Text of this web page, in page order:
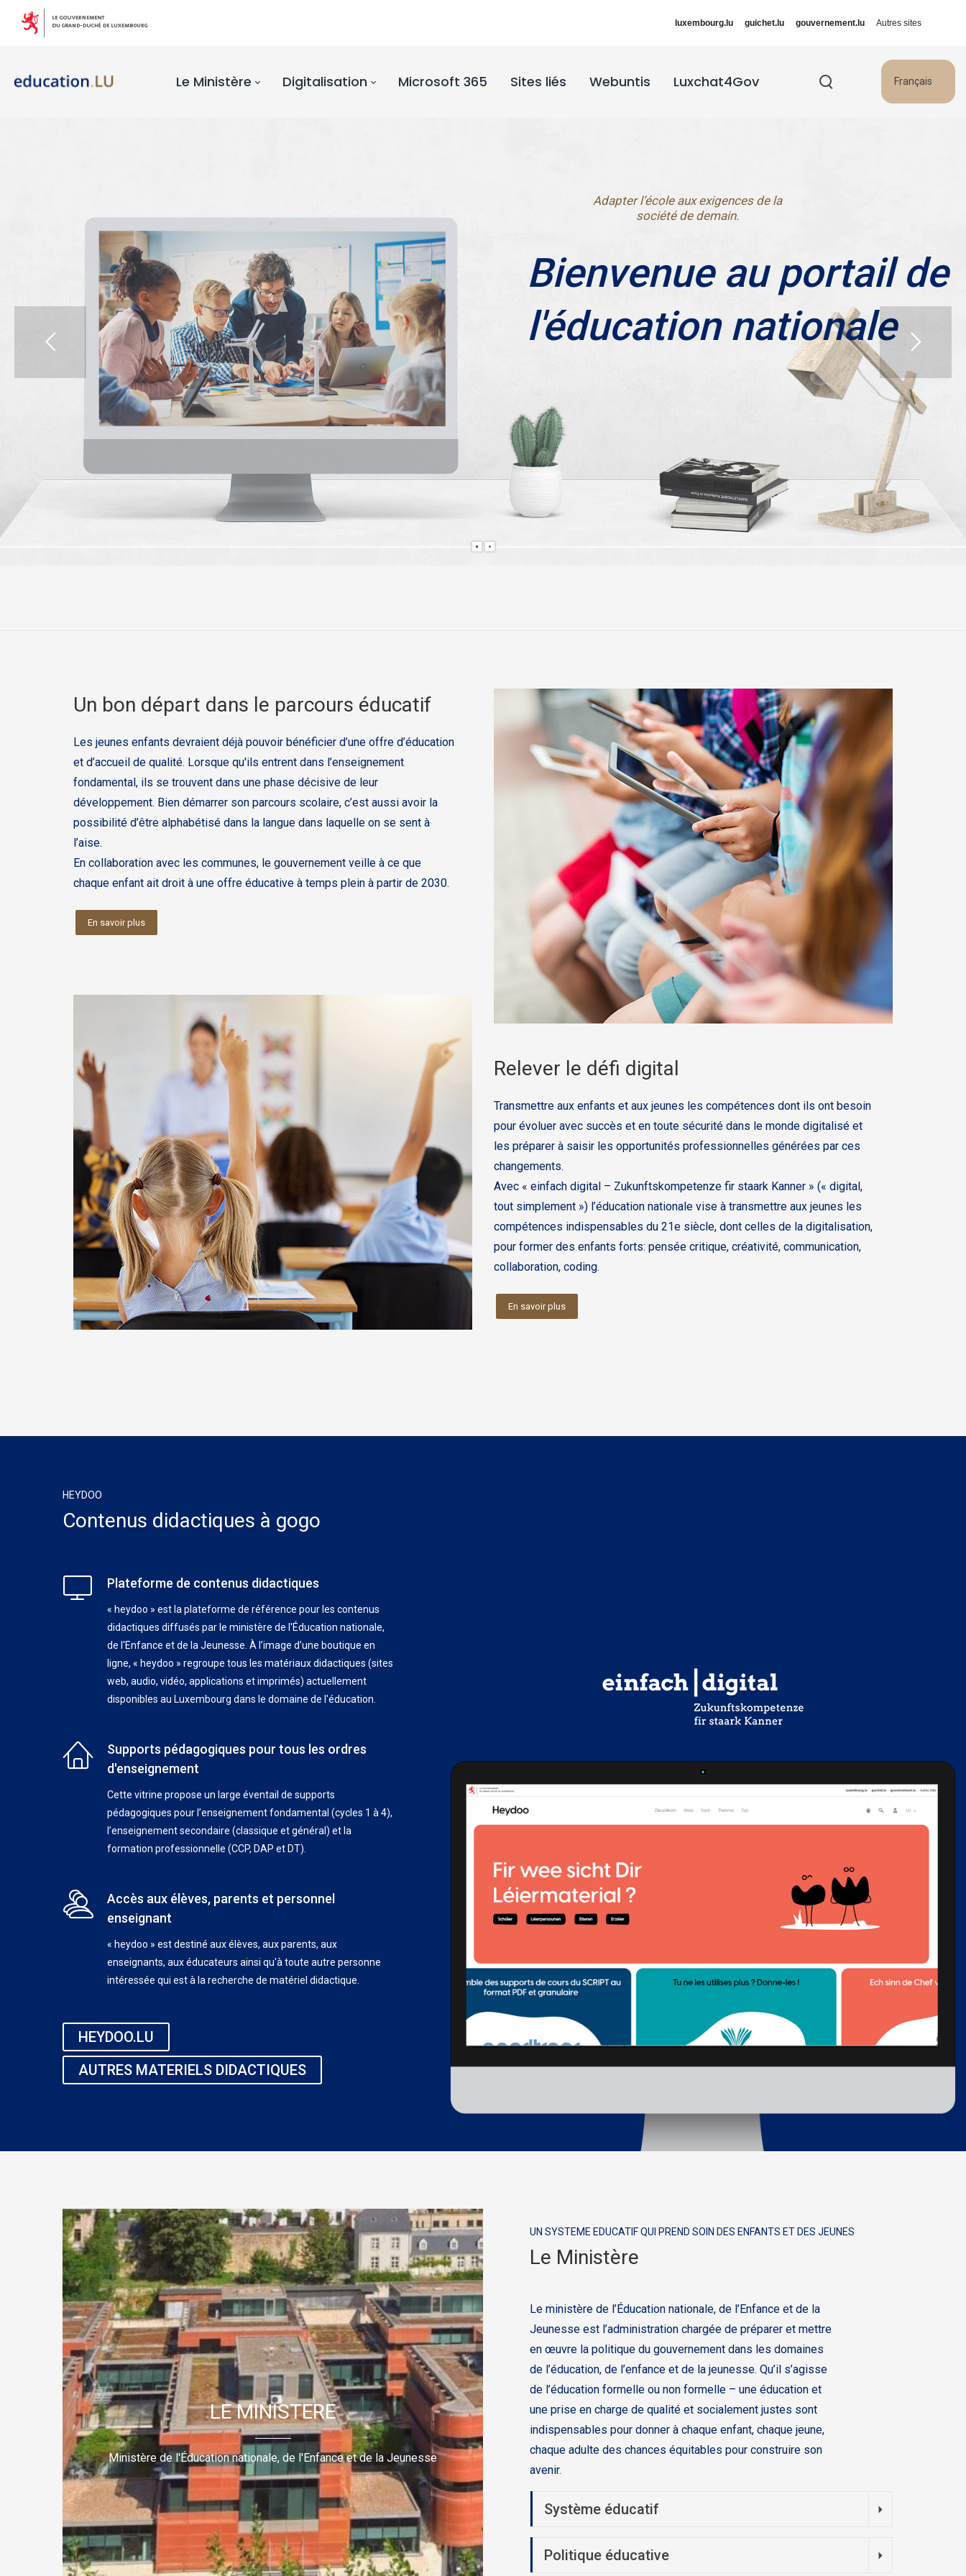
luxembourg.lu guichet.lu gouvernement.lu Autres sites
Le Ministère Digitalisation Microsoft 365 Sites liés Webuntis Luxchat4Gov Français
Bienvenue au portail de
l'éducation nationale
Adapter l’école aux exigences de la
société de demain.
Un bon départ dans le parcours éducatif
Les jeunes enfants devraient déjà pouvoir bénéficier d’une offre d’éducation
et d’accueil de qualité. Lorsque qu'ils entrent dans l’enseignement
fondamental, ils se trouvent dans une phase décisive de leur
développement. Bien démarrer son parcours scolaire, c’est aussi avoir la
possibilité d’être alphabétisé dans la langue dans laquelle on se sent à
l’aise.
En collaboration avec les communes, le gouvernement veille à ce que
chaque enfant ait droit à une offre éducative à temps plein à partir de 2030.
En savoir plus
Relever le défi digital
Transmettre aux enfants et aux jeunes les compétences dont ils ont besoin
pour évoluer avec succès et en toute sécurité dans le monde digitalisé et
les préparer à saisir les opportunités professionnelles générées par ces
changements.
Avec « einfach digital – Zukunftskompetenze fir staark Kanner » (« digital,
tout simplement ») l’éducation nationale vise à transmettre aux jeunes les
compétences indispensables du 21e siècle, dont celles de la digitalisation,
pour former des enfants forts: pensée critique, créativité, communication,
collaboration, coding.
En savoir plus
HEYDOO
Contenus didactiques à gogo
Plateforme de contenus didactiques
« heydoo » est la plateforme de référence pour les contenus
didactiques diffusés par le ministère de l'Éducation nationale,
de l'Enfance et de la Jeunesse. À l’image d’une boutique en
ligne, « heydoo » regroupe tous les matériaux didactiques (sites
web, audio, vidéo, applications et imprimés) actuellement
disponibles au Luxembourg dans le domaine de l'éducation.
Supports pédagogiques pour tous les ordres
d'enseignement
Cette vitrine propose un large éventail de supports
pédagogiques pour l’enseignement fondamental (cycles 1 à 4),
l’enseignement secondaire (classique et général) et la
formation professionnelle (CCP, DAP et DT).
Accès aux élèves, parents et personnel
enseignant
« heydoo » est destiné aux élèves, aux parents, aux
enseignants, aux éducateurs ainsi qu'à toute autre personne
intéressée qui est à la recherche de matériel didactique.
HEYDOO.LU
AUTRES MATERIELS DIDACTIQUES
UN SYSTEME EDUCATIF QUI PREND SOIN DES ENFANTS ET DES JEUNES
Le Ministère
Le ministère de l’Éducation nationale, de l’Enfance et de la
Jeunesse est l’administration chargée de préparer et mettre
en œuvre la politique du gouvernement dans les domaines
de l’éducation, de l’enfance et de la jeunesse. Qu’il s’agisse
de l’éducation formelle ou non formelle – une éducation et
une prise en charge de qualité et socialement justes sont
indispensables pour donner à chaque enfant, chaque jeune,
chaque adulte des chances équitables pour construire son
avenir.
Système éducatif
Politique éducative
LE MINISTERE
Ministère de l'Éducation nationale, de l'Enfance et de la Jeunesse